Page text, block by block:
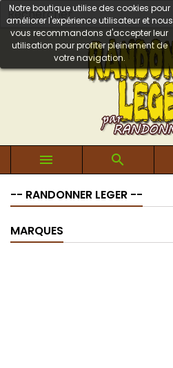
Notre boutique utilise des cookies pour
améliorer l'expérience utilisateur et nous
vous recommandons d'accepter leur
utilisation pour profiter pleinement de
votre navigation.
 
-- RANDONNER LEGER --
MARQUES